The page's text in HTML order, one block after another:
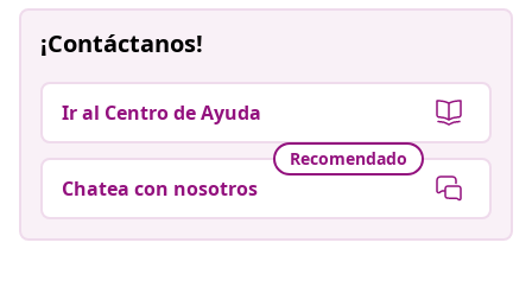
¡Contáctanos!
Ir al Centro de Ayuda
Recomendado
Chatea con nosotros